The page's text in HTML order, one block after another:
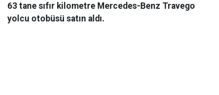
63 tane sıfır kilometre Mercedes-Benz Travego
yolcu otobüsü satın aldı.